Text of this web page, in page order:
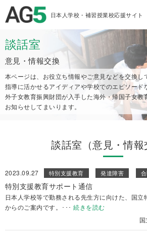
日本人学校・補習授業校応援サイト
談話室
意見・情報交換
本ページは、お役立ち情報やご意見などを交換し
指導に活かせるアイディアや学校でのエピソード
外子女教育振興財団が入手した海外・帰国子女教
お知らせしてまいります。
談話室（意見・情報
2023.09.27 特別支援教育 発達障害
特別支援教育サポート通信
日本人学校等で勤務される先生方に向けた、国立
からのご案内です。 ･･･続きを読む